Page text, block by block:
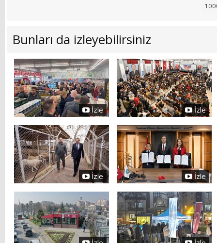
Bunları da izleyebilirsiniz
İzle İzle
İzle İzle